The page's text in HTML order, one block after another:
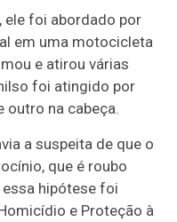
ele foi abordado por
em uma motocicleta
e atirou várias
foi atingido por
outro na cabeça.
a suspeita de que o
que é roubo
hipótese foi
e Proteção à